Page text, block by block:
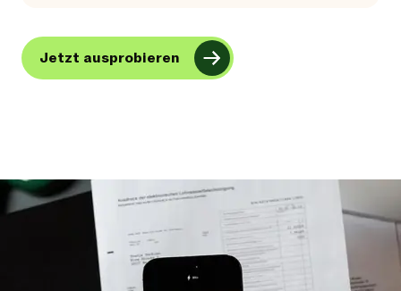
Jetzt ausprobieren